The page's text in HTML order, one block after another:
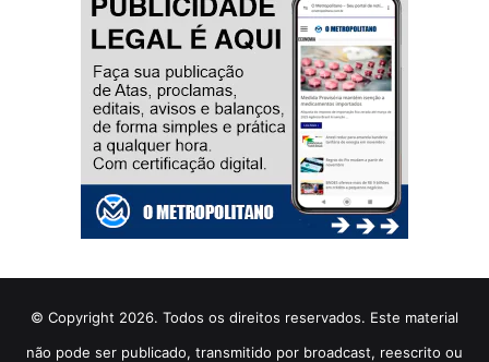
© Copyright 2026. Todos os direitos reservados. Este material
não pode ser publicado, transmitido por broadcast, reescrito ou